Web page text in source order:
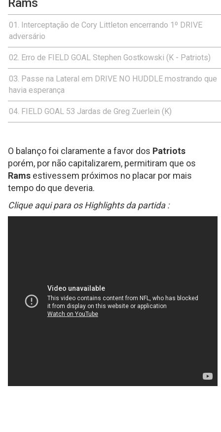
Rams
Interceptação de Cory Littleton encerrando 1º DRIVE
adversário
Erro de FIELD GOAL Stephen Gostkowski (K - Patriots)
Passe na Lateral em DRIVE NO HUDDLE mostrando que
havia esperança
FIELD GOAL 53 Jardas de Greg Zuerlein (K)
O balanço foi claramente a favor dos Patriots
porém, por não capitalizarem, permitiram que os
Rams estivessem próximos no placar por mais
tempo do que deveria.
Clique aqui para os Highlights da partida :